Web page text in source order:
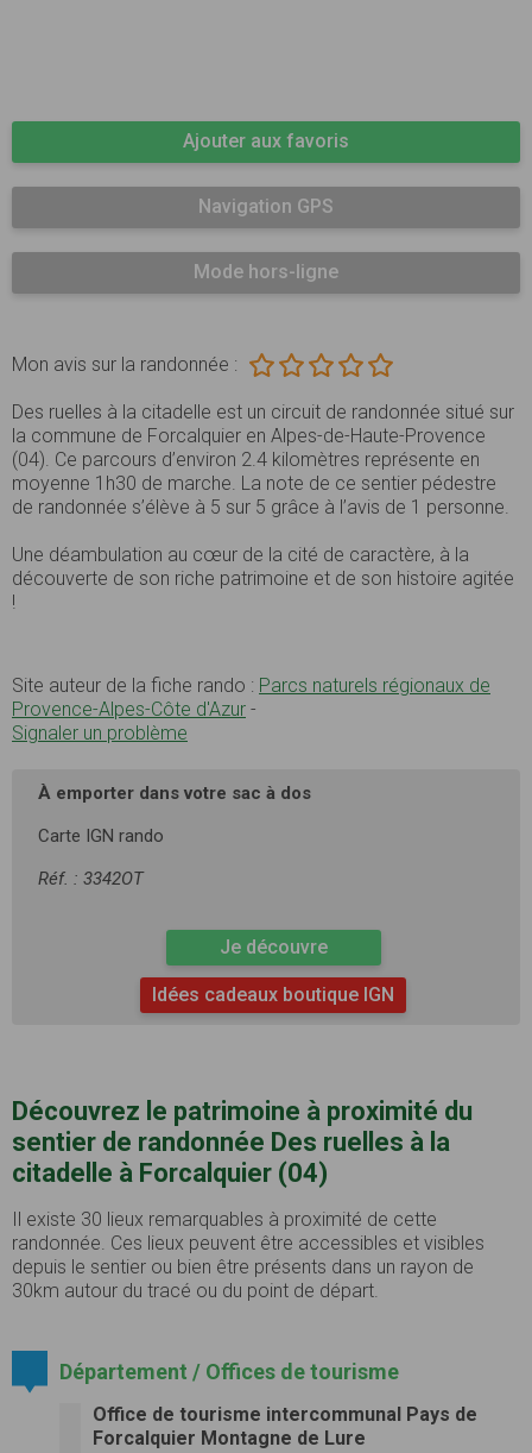
Ajouter aux favoris
Navigation GPS
Mode hors-ligne
Mon avis sur la randonnée :
Des ruelles à la citadelle est un circuit de randonnée situé sur
la commune de Forcalquier en Alpes-de-Haute-Provence
(04). Ce parcours d’environ 2.4 kilomètres représente en
moyenne 1h30 de marche. La note de ce sentier pédestre
de randonnée s’élève à 5 sur 5 grâce à l’avis de 1 personne.
Une déambulation au cœur de la cité de caractère, à la
découverte de son riche patrimoine et de son histoire agitée
!
Site auteur de la fiche rando : Parcs naturels régionaux de
Provence-Alpes-Côte d'Azur -
Signaler un problème
À emporter dans votre sac à dos
Carte IGN rando
Réf. : 3342OT
Je découvre
Idées cadeaux boutique IGN
Découvrez le patrimoine à proximité du
sentier de randonnée Des ruelles à la
citadelle à Forcalquier (04)
Il existe 30 lieux remarquables à proximité de cette
randonnée. Ces lieux peuvent être accessibles et visibles
depuis le sentier ou bien être présents dans un rayon de
30km autour du tracé ou du point de départ.
Département / Offices de tourisme
Office de tourisme intercommunal Pays de
Forcalquier Montagne de Lure